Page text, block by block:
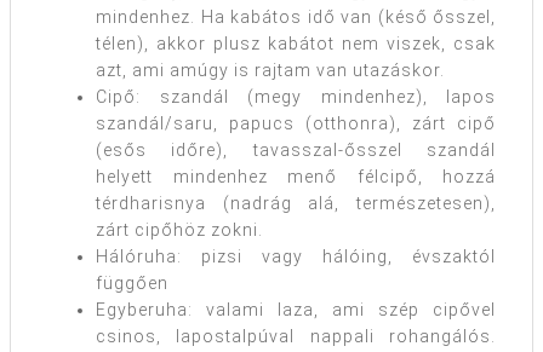
mindenhez. Ha kabátos idő van (késő ősszel,
télen), akkor plusz kabátot nem viszek, csak
azt, ami amúgy is rajtam van utazáskor.
Cipő: szandál (megy mindenhez), lapos
szandál/saru, papucs (otthonra), zárt cipő
(esős időre), tavasszal-ősszel szandál
helyett mindenhez menő félcipő, hozzá
térdharisnya (nadrág alá, természetesen),
zárt cipőhöz zokni.
Hálóruha: pizsi vagy hálóing, évszaktól
függően
Egyberuha: valami laza, ami szép cipővel
csinos, lapostalpúval nappali rohangálós.